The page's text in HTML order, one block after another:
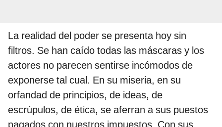
La realidad del poder se presenta hoy sin
filtros. Se han caído todas las máscaras y los
actores no parecen sentirse incómodos de
exponerse tal cual. En su miseria, en su
orfandad de principios, de ideas, de
escrúpulos, de ética, se aferran a sus puestos
pagados con nuestros impuestos. Con sus